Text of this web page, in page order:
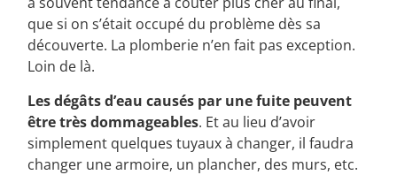
que si on s’était occupé du problème dès sa
découverte. La plomberie n’en fait pas exception.
Loin de là.
Les dégâts d’eau causés par une fuite peuvent
être très dommageables. Et au lieu d’avoir
simplement quelques tuyaux à changer, il faudra
changer une armoire, un plancher, des murs, etc.